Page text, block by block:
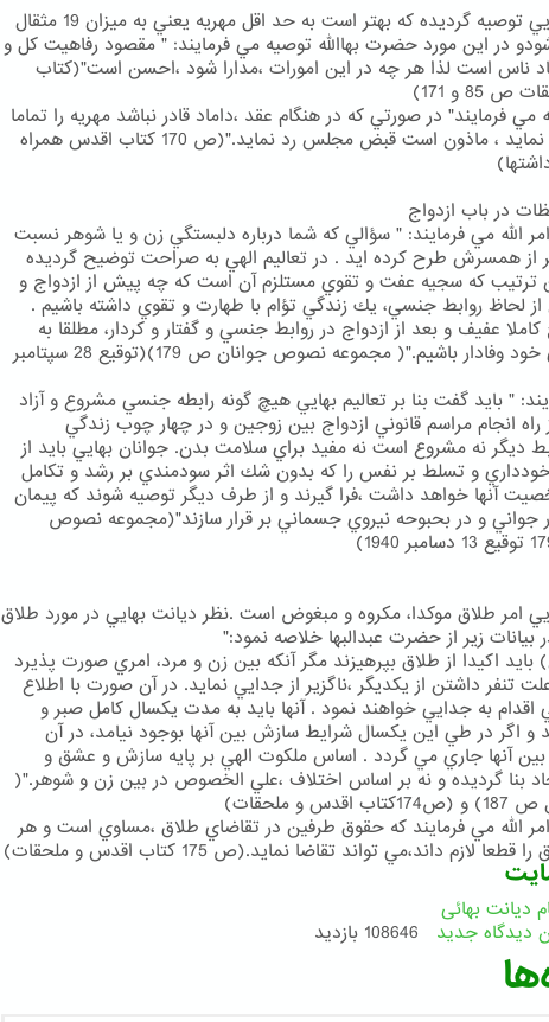
در ديانت بهايي توصيه گرديده كه بهتر است به حد اقل مهريه يعني به ميزان 19 مثقال
در اين مورد حضرت بهاالله توصيه مي فرمايند: " مقصود رفاهيت كل و
ناس است لذا هر چه در اين امورات ،مدارا شود ،احسن است"(كتاب
و 171)
مي فرمايند" در صورتي كه در هنگام عقد ،داماد قادر نباشد مهريه را تماما
به عروس ادا نمايد ، ماذون است قبض مجلس رد نمايد."(ص 170 كتاب اقدس همراه
در باب ازدواج
الله مي فرمايند: " سؤالي كه شما درباره دلبستگي زن و يا شوهر نسبت
از همسرش طرح كرده ايد . در تعاليم الهي به صراحت توضيح گرديده
ترتيب كه سجيه عفت و تقوي مستلزم آن است كه چه پيش از ازدواج و
از لحاظ روابط جنسي، يك زندگي تؤام با طهارت و تقوي داشته باشيم .
كاملا عفيف و بعد از ازدواج در روابط جنسي و گفتار و كردار، مطلقا به
شريك زندگي خود وفادار باشيم."( مجموعه نصوص جوانان ص 179)(توقيع 28 سپتامبر
" بايد گفت بنا بر تعاليم بهايي هيچ گونه رابطه جنسي مشروع و آزاد
انجام مراسم قانوني ازدواج بين زوجين و در چهار چوب زندگي
ديگر نه مشروع است نه مفيد براي سلامت بدن. جوانان بهايي بايد از
و تسلط بر نفس را كه بدون شك اثر سودمندي بر رشد و تكامل
آنها خواهد داشت ،فرا گيرند و از طرف ديگر توصيه شوند كه پيمان
جواني و در بحبوحه نيروي جسماني بر قرار سازند"(مجموعه نصوص
امر طلاق موكدا، مكروه و مبغوض است .نظر ديانت بهايي در مورد طلاق
بيانات زير از حضرت عبدالبها خلاصه نمود:"
بايد اكيدا از طلاق بپرهيزند مگر آنكه بين زن و مرد، امري صورت پذيرد
علت تنفر داشتن از يكديگر ،ناگزير از جدايي نمايد. در آن صورت با اطلاع
اقدام به جدايي خواهند نمود . آنها بايد به مدت يكسال كامل صبر و
و اگر در طي اين يكسال شرايط سازش بين آنها بوجود نيامد، در آن
آنها جاري مي گردد . اساس ملكوت الهي بر پايه سازش و عشق و
بنا گرديده و نه بر اساس اختلاف ،علي الخصوص در بين زن و شوهر."(
و ملحقات)
الله مي فرمايند كه حقوق طرفين در تقاضاي طلاق ،مساوي است و هر
لازم داند،مي تواند تقاضا نمايد.(ص 175 كتاب اقدس و ملحقات)
دیانت بهائی
دیدگاه جدید
108646 بازدید